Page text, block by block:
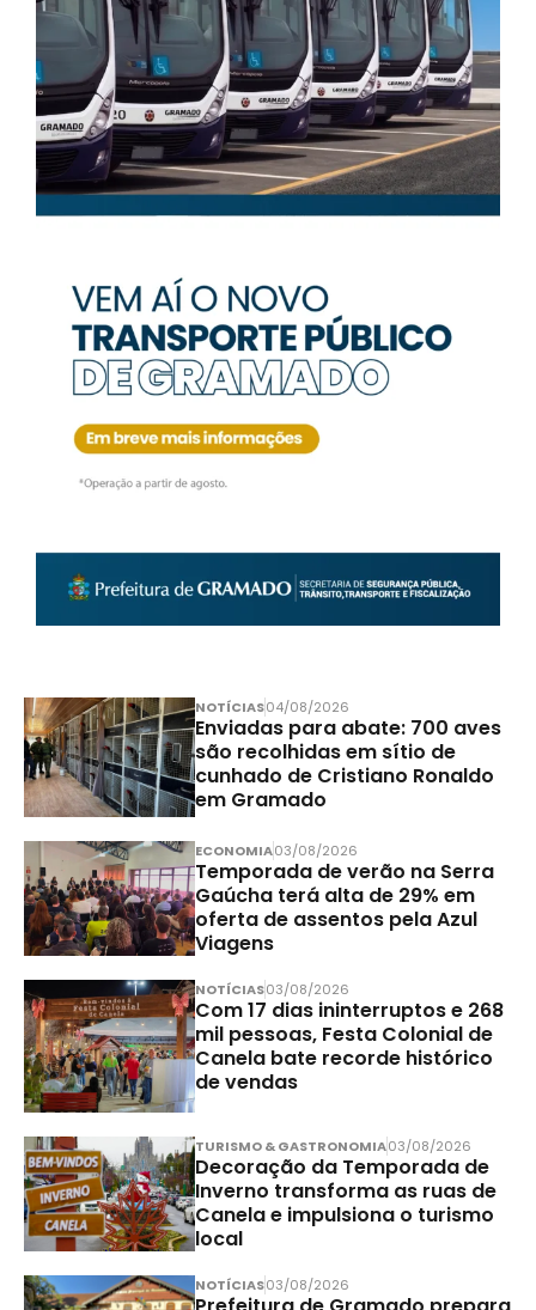
NOTÍCIAS04/08/2026
Enviadas para abate: 700 aves
são recolhidas em sítio de
cunhado de Cristiano Ronaldo
em Gramado
ECONOMIA03/08/2026
Temporada de verão na Serra
Gaúcha terá alta de 29% em
oferta de assentos pela Azul
Viagens
NOTÍCIAS03/08/2026
Com 17 dias ininterruptos e 268
mil pessoas, Festa Colonial de
Canela bate recorde histórico
de vendas
TURISMO & GASTRONOMIA03/08/2026
Decoração da Temporada de
Inverno transforma as ruas de
Canela e impulsiona o turismo
local
NOTÍCIAS03/08/2026